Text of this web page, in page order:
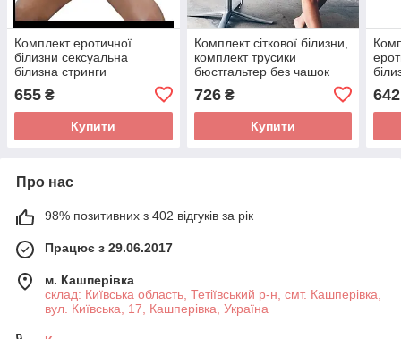
Комплект еротичної
білизни сексуальна
білизна стринги
655 ₴
Купити
Комплект сіткової білизни,
комплект трусики
бюстгальтер без чашок
726₴
Купити
642
Про нас
98% позитивних з 402 відгуків за рік
Працює з 29.06.2017
м. Кашперівка
склад: Київська область, Тетіївський р-н, смт. Кашперівка,
вул. Київська, 17, Кашперівка, Україна